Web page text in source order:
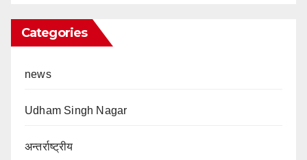
Categories
news
Udham Singh Nagar
अन्तर्राष्ट्रीय